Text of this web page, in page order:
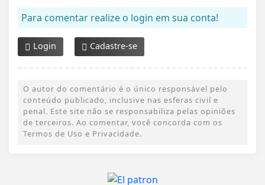
Para comentar realize o login em sua conta!
Login Cadastre-se
O autor do comentário é o único responsável pelo
conteúdo publicado, inclusive nas esferas civil e
penal. Este site não se responsabiliza pelas opiniões
de terceiros. Ao comentar, você concorda com os
Termos de Uso e Privacidade.